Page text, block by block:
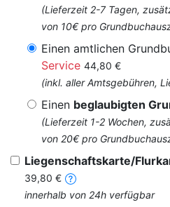
(Lieferzeit 2-7 Tagen,
von 10€ pro
Einen amtlichen
Service 44,80 €
(inkl. aller Amtsgebühren,
Einen beglaubigten
(Lieferzeit 1-2 Wochen,
von 20€ pro
Liegenschaftskarte/
39,80 €
innerhalb von 24h verfügbar